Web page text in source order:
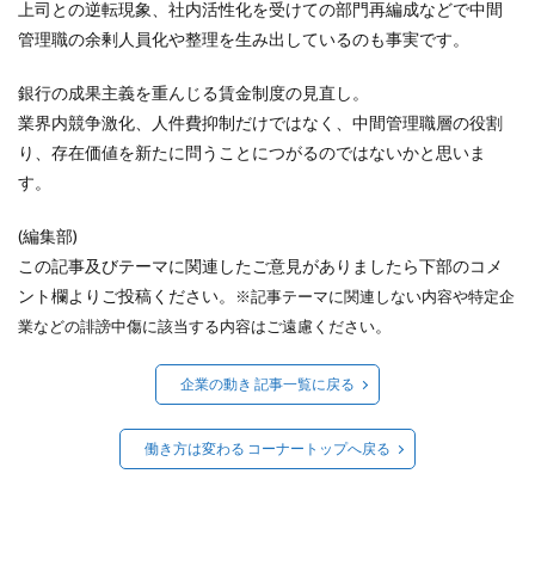
上司との逆転現象、社内活性化を受けての部門再編成などで中間
管理職の余剰人員化や整理を生み出しているのも事実です。
銀行の成果主義を重んじる賃金制度の見直し。
業界内競争激化、人件費抑制だけではなく、中間管理職層の役割
り、存在価値を新たに問うことにつがるのではないかと思いま
す。
(編集部)
この記事及びテーマに関連したご意見がありましたら下部のコメ
ント欄よりご投稿ください。
※記事テーマに関連しない内容や特定企
業などの誹謗中傷に該当する内容はご遠慮ください。
企業の動き 記事一覧に戻る
働き方は変わる コーナートップへ戻る